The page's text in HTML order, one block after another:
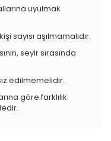
uyulmak
sayısı aşılmamalıdır.
seyir sırasında
edilmemelidir.
göre farklılık